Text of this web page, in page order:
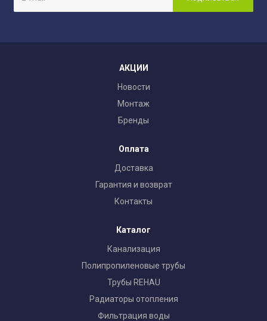
АКЦИИ
Новости
Монтаж
Бренды
Оплата
Доставка
Гарантия и возврат
Контакты
Каталог
Канализация
Полипропиленовые трубы
Трубы REHAU
Радиаторы отопления
Фильтрация воды